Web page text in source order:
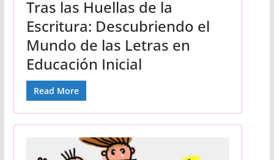
Tras las Huellas de la
Escritura: Descubriendo el
Mundo de las Letras en
Educación Inicial
Read More